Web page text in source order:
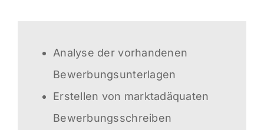
Analyse der vorhandenen
Bewerbungsunterlagen
Erstellen von marktadäquaten
Bewerbungsschreiben